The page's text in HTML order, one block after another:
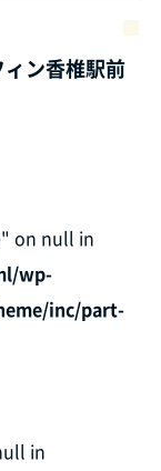
ン香椎駅前
on null in
wp-
inc/part-
in